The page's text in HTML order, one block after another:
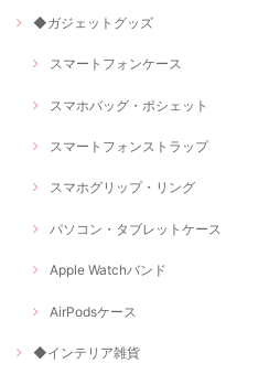
◆ガジェットグッズ
スマートフォンケース
スマホバッグ・ポシェット
スマートフォンストラップ
スマホグリップ・リング
パソコン・タブレットケース
Apple Watchバンド
AirPodsケース
◆インテリア雑貨